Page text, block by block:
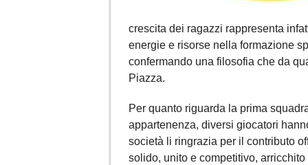
crescita dei ragazzi rappresenta
energie e risorse nella formazione
confermando una filosofia che da
Piazza.
Per quanto riguarda la prima
appartenenza, diversi giocatori
società li ringrazia per il contributo
solido, unito e competitivo,